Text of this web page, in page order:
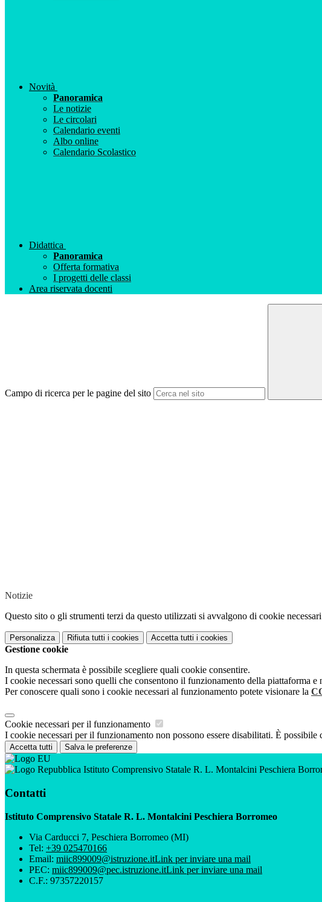
Novità
Panoramica
Le notizie
Le circolari
Calendario eventi
Albo online
Calendario Scolastico
Didattica
Panoramica
Offerta formativa
I progetti delle classi
Area riservata docenti
Campo di ricerca per le pagine del sito
Notizie
Questo sito o gli strumenti terzi da questo utilizzati si avvalgono di cookie
Personalizza Rifiuta tutti i cookies Accetta tutti i cookies
Gestione cookie
In questa schermata è possibile scegliere quali cookie consentire.
I cookie necessari sono quelli che consentono il funzionamento della piattaforma e
Per conoscere quali sono i cookie necessari al funzionamento potete visionare la
Cookie necessari per il funzionamento
I cookie necessari per il funzionamento non possono essere disabilitati. È
Accetta tutti Salva le preferenze
Istituto Comprensivo Statale R. L. Montalcini Peschiera
Contatti
Istituto Comprensivo Statale R. L. Montalcini Peschiera Borromeo
Via Carducci 7, Peschiera Borromeo (MI)
Tel: +39 025470166
Email: miic899009@istruzione.itLink per inviare una mail
PEC: miic899009@pec.istruzione.itLink per inviare una mail
C.F.: 97357220157